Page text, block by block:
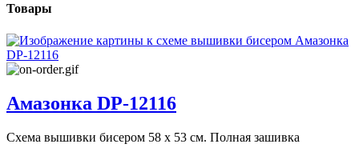
Товары
Амазонка DP-12116
Схема вышивки бисером 58 х 53 см. Полная зашивка